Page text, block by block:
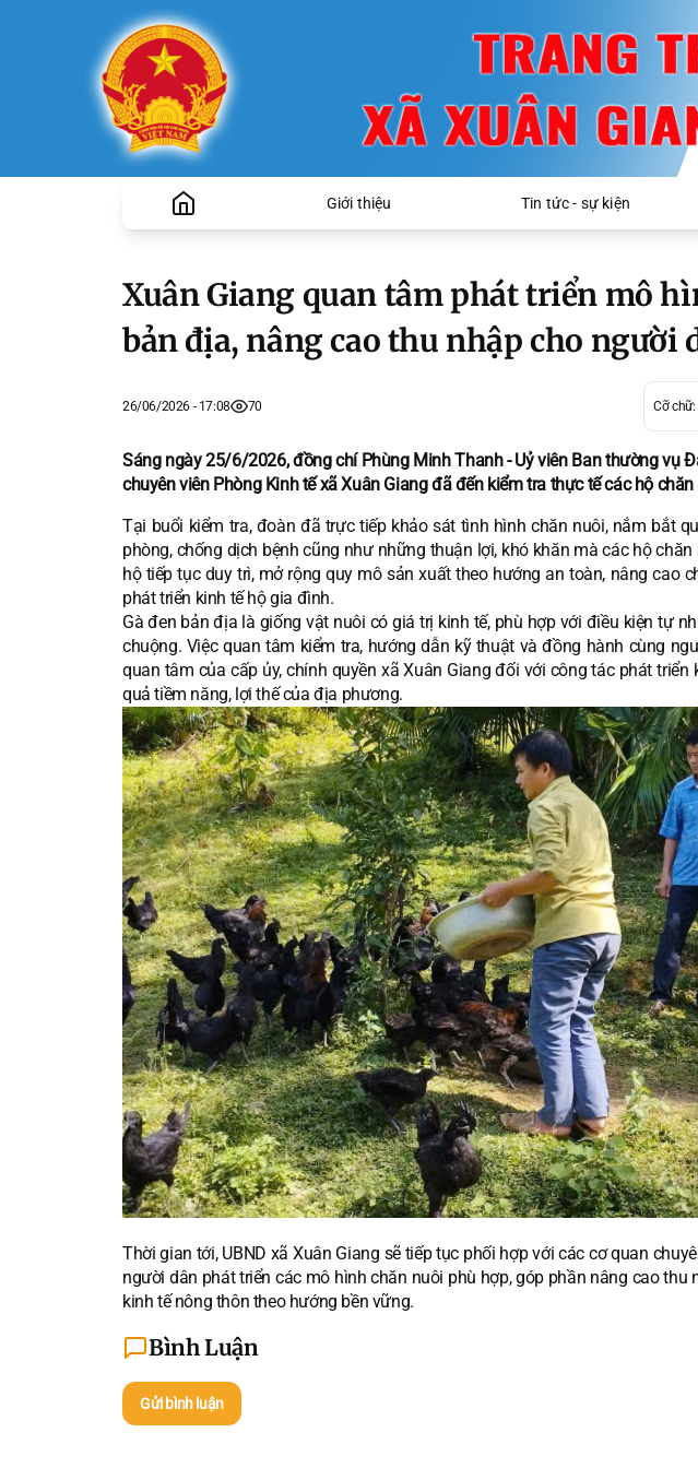
Giới thiệu Tin tức - sự kiện
Xuân Giang quan tâm phát triển mô
bản địa, nâng cao thu nhập cho người
26/06/2026 - 17:08 70 Cỡ chữ:
Sáng ngày 25/6/2026, đồng chí Phùng Minh Thanh - Uỷ viên Ban thường vụ
chuyên viên Phòng Kinh tế xã Xuân Giang đã đến kiểm tra thực tế các hộ
Tại buổi kiểm tra, đoàn đã trực tiếp khảo sát tình hình chăn nuôi, nắm bắt
phòng, chống dịch bệnh cũng như những thuận lợi, khó khăn mà các hộ
hộ tiếp tục duy trì, mở rộng quy mô sản xuất theo hướng an toàn, nâng cao
phát triển kinh tế hộ gia đình.
Gà đen bản địa là giống vật nuôi có giá trị kinh tế, phù hợp với điều kiện tự
chuộng. Việc quan tâm kiểm tra, hướng dẫn kỹ thuật và đồng hành cùng
quan tâm của cấp ủy, chính quyền xã Xuân Giang đối với công tác phát
quả tiềm năng, lợi thế của địa phương.
Thời gian tới, UBND xã Xuân Giang sẽ tiếp tục phối hợp với các cơ quan
người dân phát triển các mô hình chăn nuôi phù hợp, góp phần nâng cao
kinh tế nông thôn theo hướng bền vững.
Bình Luận
Gửi bình luận